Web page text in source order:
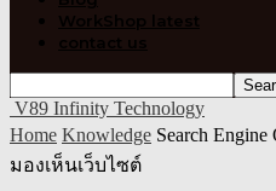
WorkShop latest
contact us
V89 Infinity Technology
Home Knowledge Search
มองเห็นเว็บไซต์